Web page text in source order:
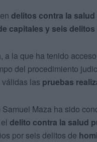
delitos contra la
capitales y seis
a la que ha tenido
del procedimiento
las pruebas
Maza ha sido
delito contra la salud
por seis delitos de